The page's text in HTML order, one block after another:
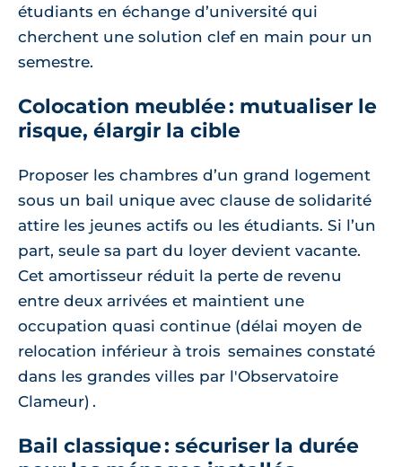
étudiants en échange d’université qui
cherchent une solution clef en main pour un
semestre.
Colocation meublée : mutualiser le
risque, élargir la cible
Proposer les chambres d’un grand logement
sous un bail unique avec clause de solidarité
attire les jeunes actifs ou les étudiants. Si l’un
part, seule sa part du loyer devient vacante.
Cet amortisseur réduit la perte de revenu
entre deux arrivées et maintient une
occupation quasi continue (délai moyen de
relocation inférieur à trois semaines constaté
dans les grandes villes par l'Observatoire
Clameur) .
Bail classique : sécuriser la durée